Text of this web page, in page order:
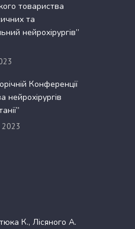
товариства
та
нейрохірургів”
Конференції
нейрохірургів
2023
К., Лісяного А.